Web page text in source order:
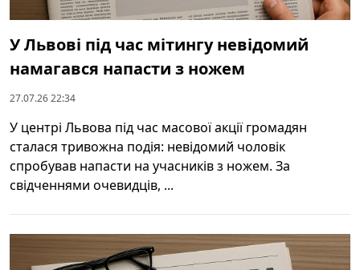
У Львові під час мітингу невідомий
намагався напасти з ножем
27.07.26 22:34
У центрі Львова під час масової акції громадян
сталася тривожна подія: невідомий чоловік
спробував напасти на учасників з ножем. За
свідченнями очевидців, ...